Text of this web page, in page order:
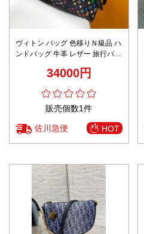
ヴィトン バッグ 色移りＮ級品 ハ
ンドバッグ 牛革 レザー 旅行バッ
34000円
販売個数1件
佐川急便 HOT